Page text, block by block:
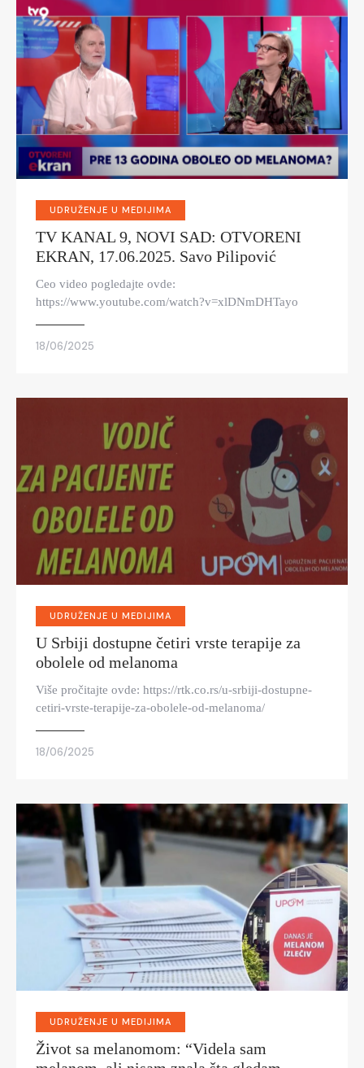
UDRUŽENJE U MEDIJIMA
TV KANAL 9, NOVI SAD: OTVORENI
EKRAN, 17.06.2025. Savo Pilipović
Ceo video pogledajte ovde:
https://www.youtube.com/watch?v=xlDNmDHTayo
18/06/2025
UDRUŽENJE U MEDIJIMA
U Srbiji dostupne četiri vrste terapije za
obolele od melanoma
Više pročitajte ovde: https://rtk.co.rs/u-srbiji-dostupne-
cetiri-vrste-terapije-za-obolele-od-melanoma/
18/06/2025
UDRUŽENJE U MEDIJIMA
Život sa melanomom: “Videla sam